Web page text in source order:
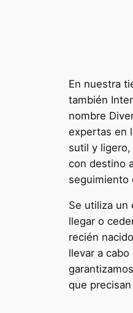
En nuestra
también
nombre
expertas en
sutil y
con destino
seguimiento
Se utiliza un
llegar o
recién
llevar a
que